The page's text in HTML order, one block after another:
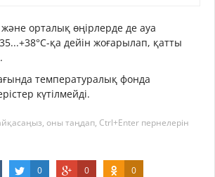
орталық өңірлерде де ауа
қа дейін жоғарылап, қатты
температуралық фонда
күтілмейді.
оны таңдап, Ctrl+Enter пернелерін
0 0 0